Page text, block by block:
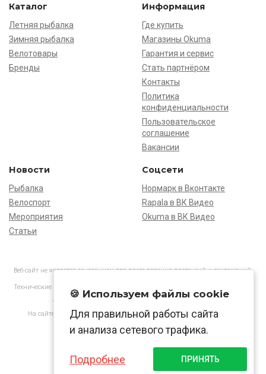
Каталог
Летняя рыбалка
Зимняя рыбалка
Велотовары
Бренды
Информация
Где купить
Магазины Okuma
Гарантия и сервис
Стать партнёром
Контакты
Политика
конфиденциальности
Пользовательское
соглашение
Вакансии
Новости
Рыбалка
Велоспорт
Мероприятия
Статьи
Соцсети
Нормарк в Вконтакте
Rapala в ВК Видео
Okuma в ВК Видео
Веб-сайт не является основанием для предъявления претензий и рекламаций,
Технические характеристики товаров могут отличаться от указанных на сайте.
АО «Нормарк» ИНН 7728172512 ОГРН 1037739603505
На сайте применяютсярекомендательные технологиив соответствии
🍪 Используем файлы cookie
Для правильной работы сайта
и анализа сетевого трафика.
Подробнее ПРИНЯТЬ